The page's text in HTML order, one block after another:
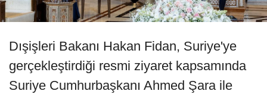
Dışişleri Bakanı Hakan Fidan, Suriye'ye
gerçekleştirdiği resmi ziyaret kapsamında
Suriye Cumhurbaşkanı Ahmed Şara ile